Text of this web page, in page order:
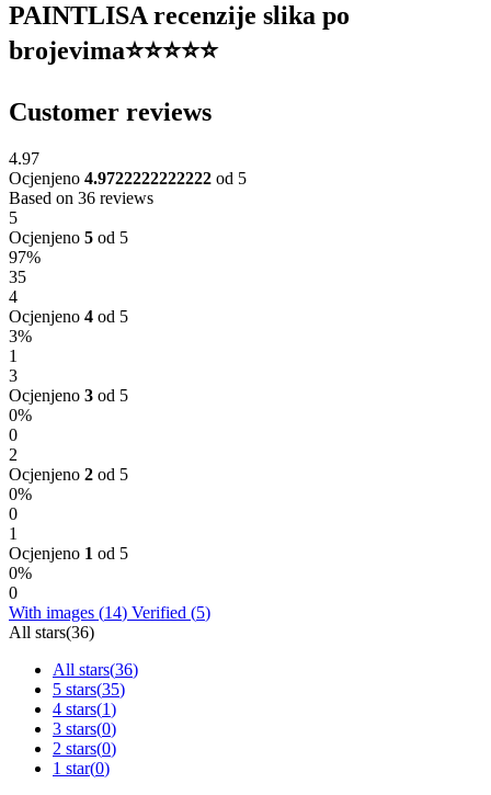
PAINTLISA recenzije slika po
brojevima⭐️⭐️⭐️⭐️⭐️
Customer reviews
4.97
Ocjenjeno 4.9722222222222 od 5
Based on 36 reviews
5
Ocjenjeno 5 od 5
97%
35
4
Ocjenjeno 4 od 5
3%
1
3
Ocjenjeno 3 od 5
0%
0
2
Ocjenjeno 2 od 5
0%
0
1
Ocjenjeno 1 od 5
0%
0
With images (14) Verified (5)
All stars(36)
All stars(36)
5 stars(35)
4 stars(1)
3 stars(0)
2 stars(0)
1 star(0)